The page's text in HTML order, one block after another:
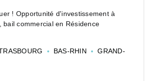
! Opportunité d'investissement à
bail commercial en Résidence
annuel sécurisé de 3 650 EUR,
ni de vacance locative.
BAS-RHIN
GRAND-